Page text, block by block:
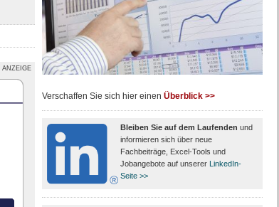
ANZEIGE
Verschaffen Sie sich hier einen Überblick >>
Bleiben Sie auf dem Laufenden und
informieren sich über neue
Fachbeiträge, Excel-Tools und
Jobangebote auf unserer LinkedIn-
Seite >>